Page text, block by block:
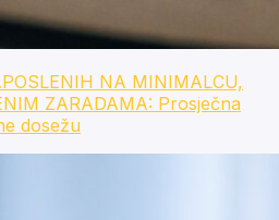
NA MINIMALCU,
ZARADAMA: Prosječna
dosežu